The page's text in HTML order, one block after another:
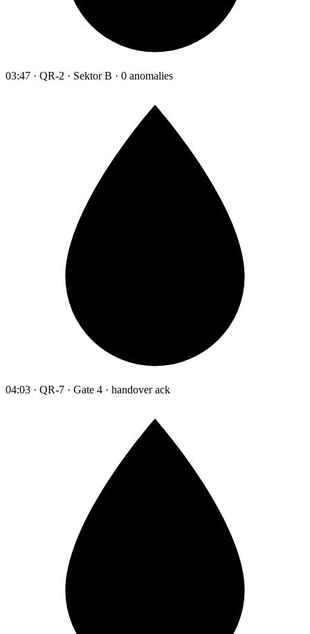
03:47 · QR-2 · Sektor B · 0 anomalies
04:03 · QR-7 · Gate 4 · handover ack